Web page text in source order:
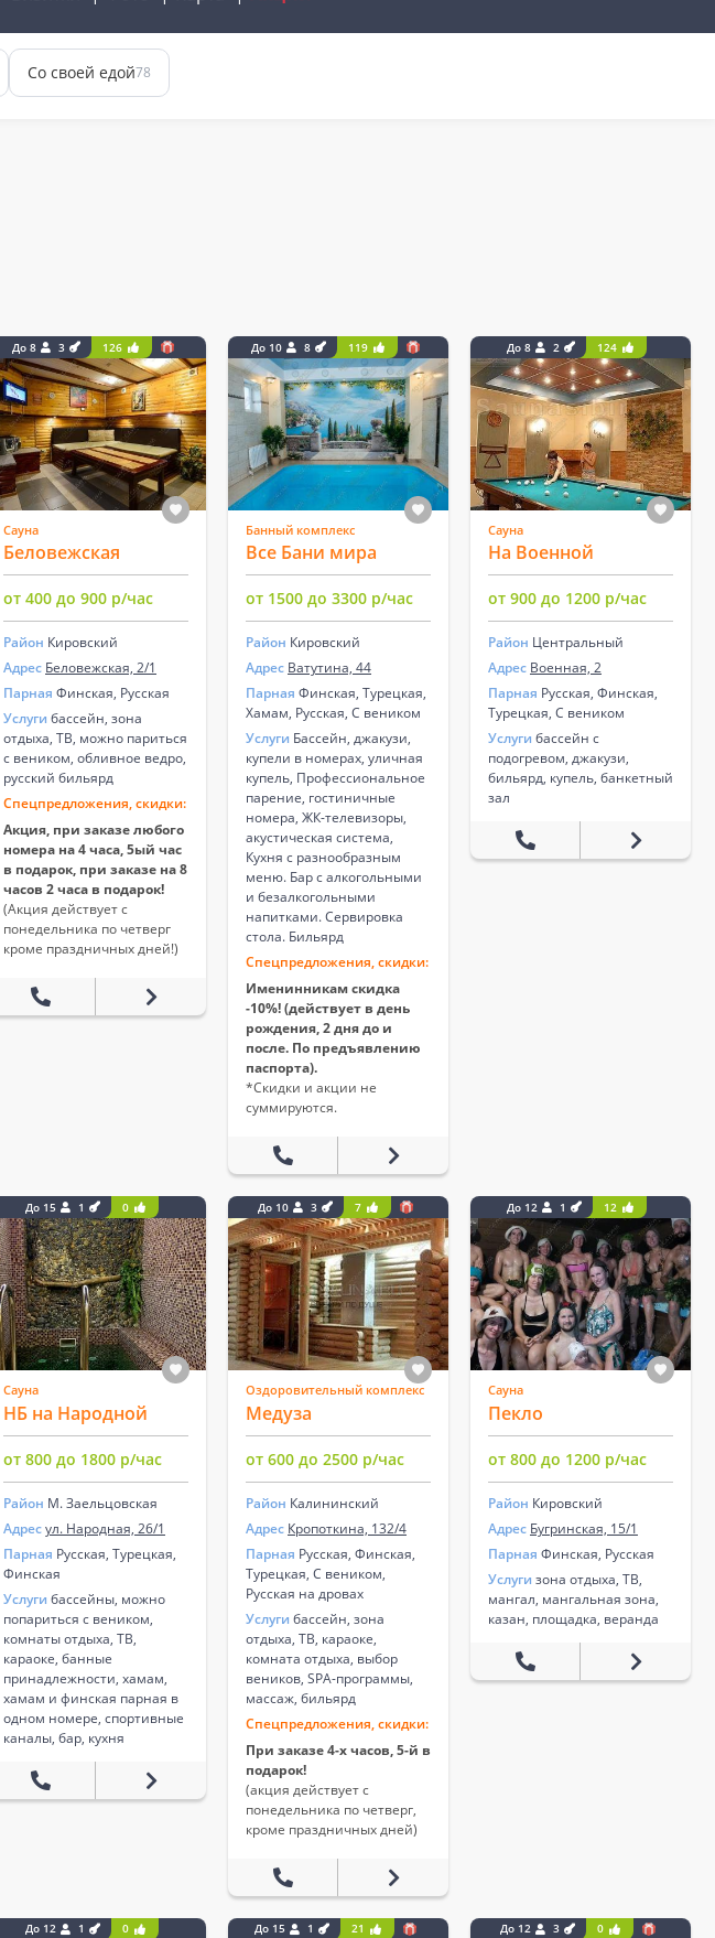
Со своей едой78
До 8 3 126
Сауна
Беловежская
от 400 до 900 р/час
Район Кировский
Адрес Беловежская, 2/1
Парная Финская, Русская
Услуги бассейн, зона
отдыха, ТВ, можно париться
с веником, обливное ведро,
русский бильярд
Спецпредложения, скидки:
Акция, при заказе любого
номера на 4 часа, 5ый час
в подарок, при заказе на 8
часов 2 часа в подарок!
(Акция действует с
понедельника по четверг
кроме праздничных дней!)
До 10 8 119
Банный комплекс
Все Бани мира
от 1500 до 3300 р/час
Район Кировский
Адрес Ватутина, 44
Парная Финская, Турецкая,
Хамам, Русская, С веником
Услуги Бассейн, джакузи,
купели в номерах, уличная
купель, Профессиональное
парение, гостиничные
номера, ЖК-телевизоры,
акустическая система,
Кухня с разнообразным
меню. Бар с алкогольными
и безалкогольными
напитками. Сервировка
стола. Бильярд
Спецпредложения, скидки:
Именинникам скидка
-10%! (действует в день
рождения, 2 дня до и
после. По предъявлению
паспорта).
*Скидки и акции не
суммируются.
До 8 2 124
Сауна
На Военной
от 900 до 1200 р/час
Район Центральный
Адрес Военная, 2
Парная Русская, Финская,
Турецкая, С веником
Услуги бассейн с
подогревом, джакузи,
бильярд, купель, банкетный
зал
До 15 1 0
Сауна
НБ на Народной
от 800 до 1800 р/час
Район М. Заельцовская
Адресул. Народная, 26/1
Парная Русская, Турецкая,
Финская
Услуги бассейны, можно
попариться с веником,
комнаты отдыха, ТВ,
караоке, банные
принадлежности, хамам,
хамам и финская парная в
одном номере, спортивные
каналы, бар, кухня
До 10 3 7
Оздоровительный комплекс
Медуза
от 600 до 2500 р/час
Район Калининский
Адрес Кропоткина, 132/4
Парная Русская, Финская,
Турецкая, С веником,
Русская на дровах
Услуги бассейн, зона
отдыха, ТВ, караоке,
комната отдыха, выбор
веников, SPA-программы,
массаж, бильярд
Спецпредложения, скидки:
При заказе 4-х часов, 5-й в
подарок!
(акция действует с
понедельника по четверг,
кроме праздничных дней)
До 12 1 12
Сауна
Пекло
от 800 до 1200 р/час
Район Кировский
Адрес Бугринская, 15/1
Парная Финская, Русская
Услуги зона отдыха, ТВ,
мангал, мангальная зона,
казан, площадка, веранда
До 12 1 0 До 15 1 21 До 12 3 0